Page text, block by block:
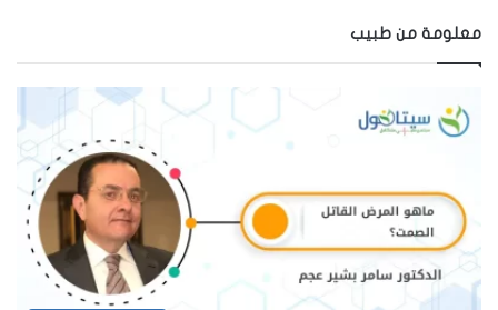
معلومة من طبيب